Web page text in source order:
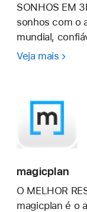
SONHOS EM
sonhos com o
mundial,
Veja mais Home
–
magicplan
O MELHOR
magicplan é o